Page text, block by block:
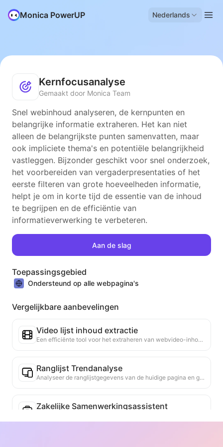
Monica PowerUP Nederlands
Kernfocusanalyse
Gemaakt door Monica Team
Snel webinhoud analyseren, de kernpunten en
belangrijke informatie extraheren. Het kan niet
alleen de belangrijkste punten samenvatten, maar
ook impliciete thema's en potentiële belangrijkheid
vastleggen. Bijzonder geschikt voor snel onderzoek,
het voorbereiden van vergaderpresentaties of het
eerste filteren van grote hoeveelheden informatie,
helpt je om in korte tijd de essentie van de inhoud
te begrijpen en de efficiëntie van
informatieverwerking te verbeteren.
Aan de slag
Toepassingsgebied
Ondersteund op alle webpagina's
Vergelijkbare aanbevelingen
Video lijst inhoud extractie
Een efficiënte tool voor het extraheren van webvideo-inhoud, die snel webpagina's kan scannen en video-informatie kan organiseren in een gestructureerde Markdown-tabel.
Ranglijst Trendanalyse
Analyseer de ranglijstgegevens van de huidige pagina en genereer een trendrapport. Identificeer populaire categorieën, snel opkomende producttypes en opkomende technologieën. Bied directe marktinzicht om je te helpen de nieuwste producttrends en marktbewegingen te begrijpen.
Zakelijke Samenwerkingsassistent